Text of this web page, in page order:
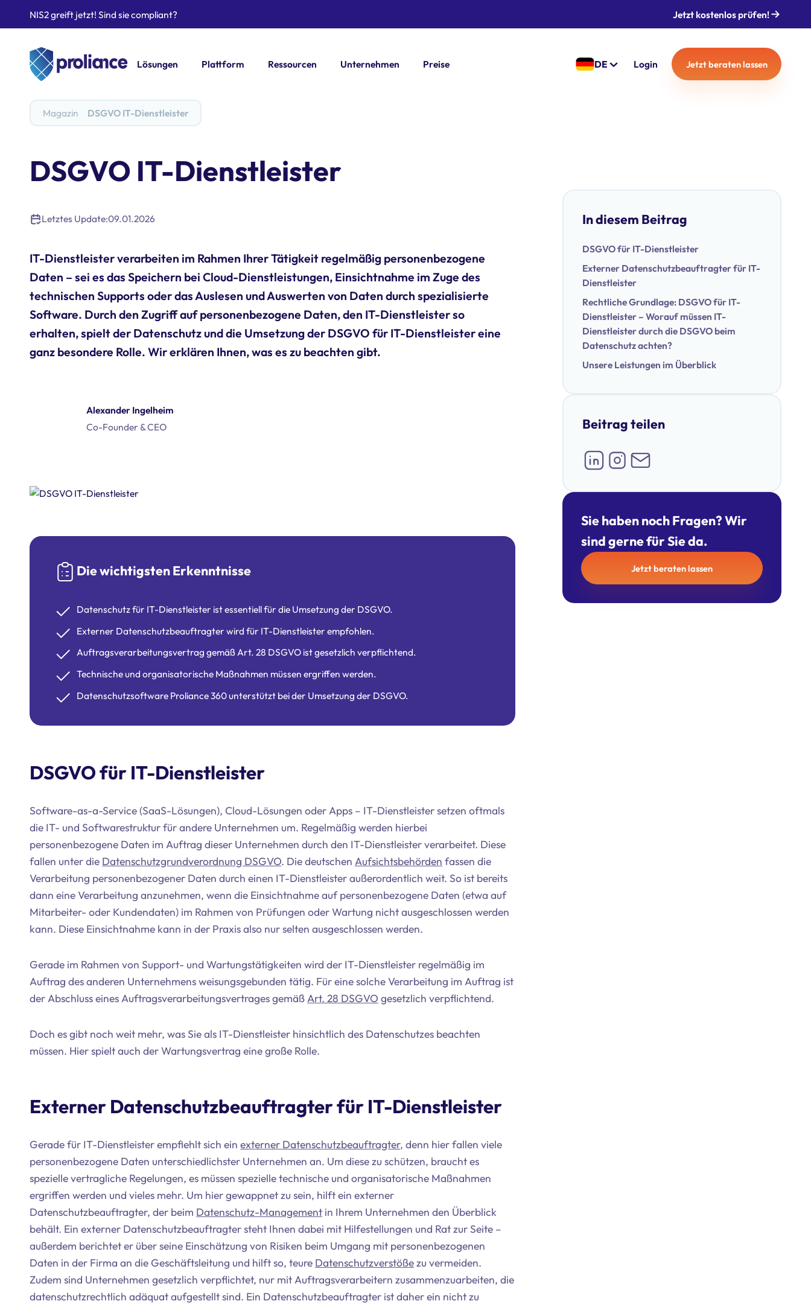
NIS2 greift jetzt! Sind sie compliant? Jetzt kostenlos prüfen!
Lösungen Plattform Ressourcen Unternehmen Preise DE Login Jetzt beraten lassen
Magazin DSGVO IT-Dienstleister
DSGVO IT-Dienstleister
Letztes Update:09.01.2026
IT-Dienstleister verarbeiten im Rahmen Ihrer Tätigkeit regelmäßig personenbezogene
Daten – sei es das Speichern bei Cloud-Dienstleistungen, Einsichtnahme im Zuge des
technischen Supports oder das Auslesen und Auswerten von Daten durch spezialisierte
Software. Durch den Zugriff auf personenbezogene Daten, den IT-Dienstleister so
erhalten, spielt der Datenschutz und die Umsetzung der DSGVO für IT-Dienstleister eine
ganz besondere Rolle. Wir erklären Ihnen, was es zu beachten gibt.
Alexander Ingelheim
Co-Founder & CEO
Die wichtigsten Erkenntnisse
Datenschutz für IT-Dienstleister ist essentiell für die Umsetzung der DSGVO.
Externer Datenschutzbeauftragter wird für IT-Dienstleister empfohlen.
Auftragsverarbeitungsvertrag gemäß Art. 28 DSGVO ist gesetzlich verpflichtend.
Technische und organisatorische Maßnahmen müssen ergriffen werden.
Datenschutzsoftware Proliance 360 unterstützt bei der Umsetzung der DSGVO.
DSGVO für IT-Dienstleister
Software-as-a-Service (SaaS-Lösungen), Cloud-Lösungen oder Apps – IT-Dienstleister setzen oftmals
die IT- und Softwarestruktur für andere Unternehmen um. Regelmäßig werden hierbei
personenbezogene Daten im Auftrag dieser Unternehmen durch den IT-Dienstleister verarbeitet. Diese
fallen unter die Datenschutzgrundverordnung DSGVO. Die deutschenAufsichtsbehörden fassen die
Verarbeitung personenbezogener Daten durch einen IT-Dienstleister außerordentlich weit. So ist bereits
dann eine Verarbeitung anzunehmen, wenn die Einsichtnahme auf personenbezogene Daten (etwa auf
Mitarbeiter- oder Kundendaten) im Rahmen von Prüfungen oder Wartung nicht ausgeschlossen werden
kann. Diese Einsichtnahme kann in der Praxis also nur selten ausgeschlossen werden.
Gerade im Rahmen von Support- und Wartungstätigkeiten wird der IT-Dienstleister regelmäßig im
Auftrag des anderen Unternehmens weisungsgebunden tätig. Für eine solche Verarbeitung im Auftrag ist
der Abschluss eines Auftragsverarbeitungsvertrages gemäßArt. 28 DSGVO gesetzlich verpflichtend.
Doch es gibt noch weit mehr, was Sie als IT-Dienstleister hinsichtlich des Datenschutzes beachten
müssen. Hier spielt auch der Wartungsvertrag eine große Rolle.
Externer Datenschutzbeauftragter für IT-Dienstleister
Gerade für IT-Dienstleister empfiehlt sich einexterner Datenschutzbeauftragter, denn hier fallen viele
personenbezogene Daten unterschiedlichster Unternehmen an. Um diese zu schützen, braucht es
spezielle vertragliche Regelungen, es müssen spezielle technische und organisatorische Maßnahmen
ergriffen werden und vieles mehr. Um hier gewappnet zu sein, hilft ein externer
Datenschutzbeauftragter, der beim Datenschutz-Management in Ihrem Unternehmen den Überblick
behält. Ein externer Datenschutzbeauftragter steht Ihnen dabei mit Hilfestellungen und Rat zur Seite –
außerdem berichtet er über seine Einschätzung von Risiken beim Umgang mit personenbezogenen
Daten in der Firma an die Geschäftsleitung und hilft so, teure Datenschutzverstößezu vermeiden.
Zudem sind Unternehmen gesetzlich verpflichtet, nur mit Auftragsverarbeitern zusammenzuarbeiten, die
datenschutzrechtlich adäquat aufgestellt sind. Ein Datenschutzbeauftragter ist daher ein nicht zu
In diesem Beitrag
DSGVO für IT-Dienstleister
Externer Datenschutzbeauftragter für IT-
Dienstleister
Rechtliche Grundlage: DSGVO für IT-
Dienstleister – Worauf müssen IT-
Dienstleister durch die DSGVO beim
Datenschutz achten?
Unsere Leistungen im Überblick
Beitrag teilen
Sie haben noch Fragen? Wir
sind gerne für Sie da.
Jetzt beraten lassen